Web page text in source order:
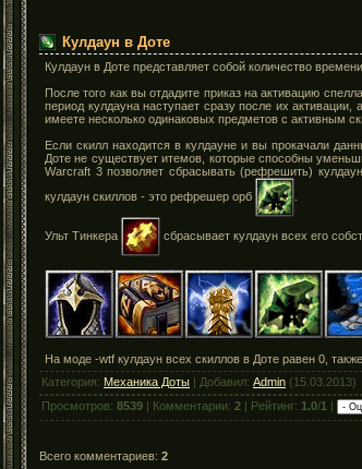
Кулдаун в Доте
Кулдаун в Доте представляет собой количество
После того как вы отдадите приказ на активацию
период кулдауна наступает сразу после их
имеете несколько одинаковых предметов с активным
Если скилл находится в кулдауне и вы прокачали
Доте не существует итемов, которые способны
Warcraft 3 позволяет сбрасывать (рефрешить)
кулдаун скиллов - это рефрешер орб
Ульт Тинкера сбрасывает кулдаун всех его
На моде -wtf кулдаун всех скиллов в Доте равен 0,
Категория: Механика Доты | Добавил: Admin (15.03.2013)
Просмотров: 8539 | Комментарии: 2 | Рейтинг: 1.0/1 |
Всего комментариев: 2